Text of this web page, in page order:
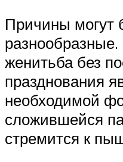
Причины могут
женитьба без
празднования
необходимой
сложившейся
стремится к